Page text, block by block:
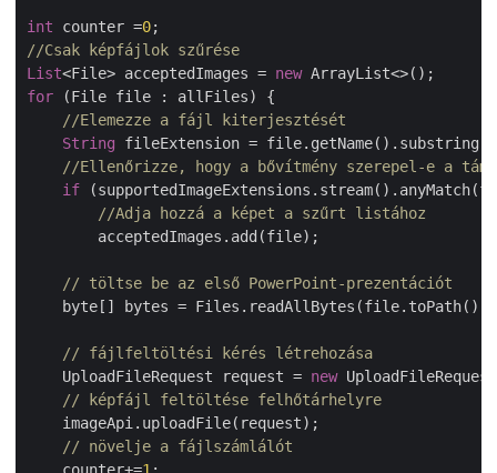
int counter =0
//Csak képfájlok szűrése
List<File> acceptedImages = new
for (File file : allFiles) {
//Elemezze a fájl kiterjesztését
String fileExtension =
//Ellenőrizze, hogy a bővítmény szerepel-e a
if
//Adja hozzá a képet a szűrt listához
        acceptedImages.add(file);
// töltse be az első PowerPoint-prezentációt
    byte[] bytes = Files.readAllBytes(file.toPath());
// fájlfeltöltési kérés létrehozása
    UploadFileRequest request =
new
// képfájl feltöltése felhőtárhelyre
    imageApi.uploadFile(request);
// növelje a fájlszámlálót
    counter+=
1 ;